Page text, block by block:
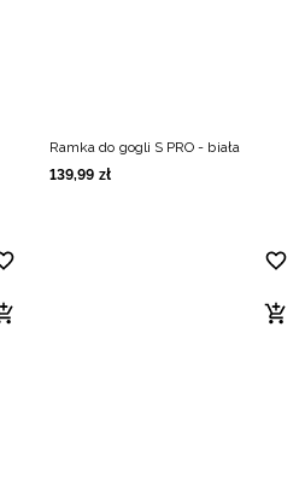
Ramka do gogli S PRO - biała
139,99 zł